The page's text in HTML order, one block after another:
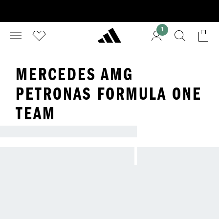
1
MERCEDES AMG
PETRONAS FORMULA ONE
TEAM